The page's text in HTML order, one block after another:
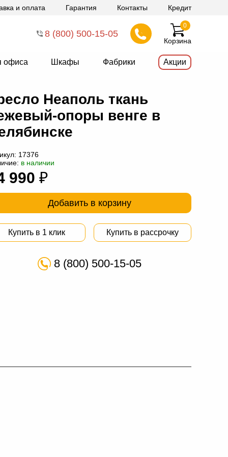
и оплата Гарантия Контакты Кредит
8 (800) 500-15-05
Корзина
0
офиса Шкафы Фабрики Акции
Неаполь ткань
опоры венге в
17376
в наличии
990 ₽
Добавить в корзину
Купить в 1 клик Купить в рассрочку
8 (800) 500-15-05